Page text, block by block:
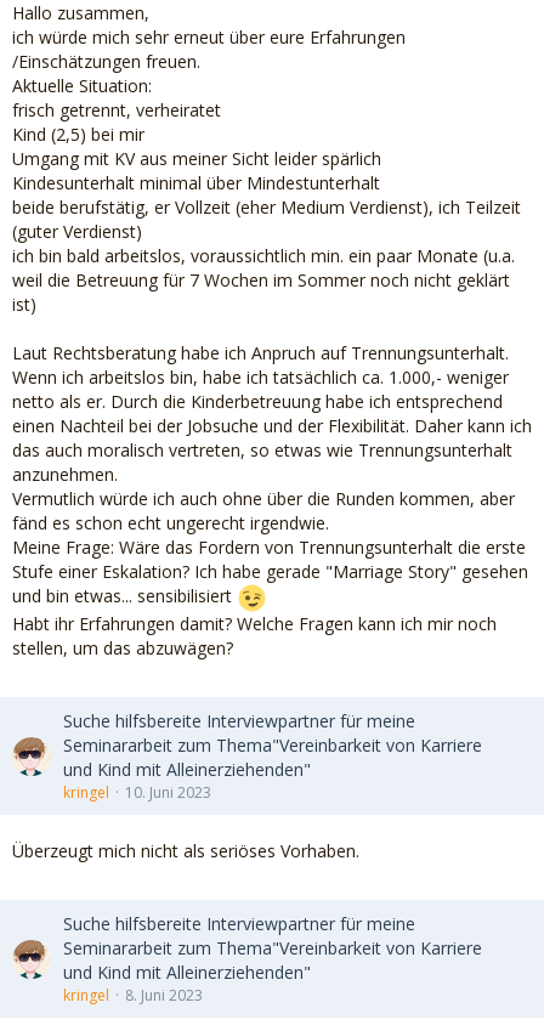
Hallo zusammen,
ich würde mich sehr erneut über eure Erfahrungen
/Einschätzungen freuen.
Aktuelle Situation:
frisch getrennt, verheiratet
Kind (2,5) bei mir
Umgang mit KV aus meiner Sicht leider spärlich
Kindesunterhalt minimal über Mindestunterhalt
beide berufstätig, er Vollzeit (eher Medium Verdienst), ich Teilzeit
(guter Verdienst)
ich bin bald arbeitslos, voraussichtlich min. ein paar Monate (u.a.
weil die Betreuung für 7 Wochen im Sommer noch nicht geklärt
ist)
Laut Rechtsberatung habe ich Anpruch auf Trennungsunterhalt.
Wenn ich arbeitslos bin, habe ich tatsächlich ca. 1.000,- weniger
netto als er. Durch die Kinderbetreuung habe ich entsprechend
einen Nachteil bei der Jobsuche und der Flexibilität. Daher kann ich
das auch moralisch vertreten, so etwas wie Trennungsunterhalt
anzunehmen.
Vermutlich würde ich auch ohne über die Runden kommen, aber
fänd es schon echt ungerecht irgendwie.
Meine Frage: Wäre das Fordern von Trennungsunterhalt die erste
Stufe einer Eskalation? Ich habe gerade "Marriage Story" gesehen
und bin etwas... sensibilisiert
Habt ihr Erfahrungen damit? Welche Fragen kann ich mir noch
stellen, um das abzuwägen?
Suche hilfsbereite Interviewpartner für meine
Seminararbeit zum Thema"Vereinbarkeit von Karriere
und Kind mit Alleinerziehenden"
kringel 10. Juni 2023
Überzeugt mich nicht als seriöses Vorhaben.
Suche hilfsbereite Interviewpartner für meine
Seminararbeit zum Thema"Vereinbarkeit von Karriere
und Kind mit Alleinerziehenden"
kringel 8. Juni 2023